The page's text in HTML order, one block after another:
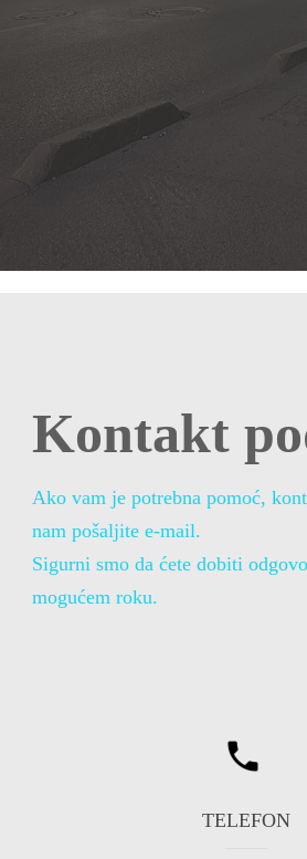
Kontakt
Ako vam je potrebna pomoć,
nam pošaljite e-mail.
Sigurni smo da ćete dobiti
mogućem roku.
TELEFON